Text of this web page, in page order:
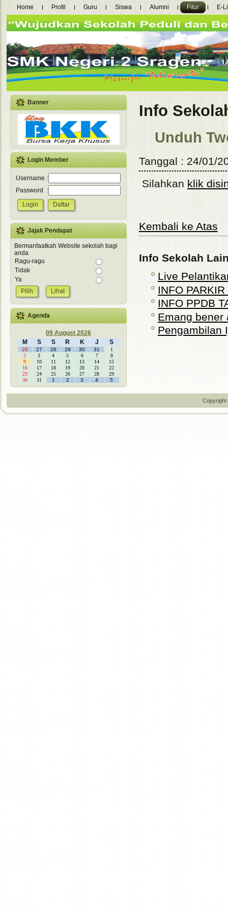
Home Profil Guru Siswa Alumni Fitur E-
Banner
Login Member
Username :
Password
:
Jajak Pendapat
Bermanfaatkah Website sekolah bagi
anda
Ragu-ragu
Tidak
Ya
Lihat
Agenda
09 August 2026
M
S S R K J S
26 27 28 29 30 31
1
2
3 4 5 6 7
8
9
10 11 12 13 14
15
16
17 18 19 20 21
22
23
24 25 26 27 28
29
30
31 1 2 3 4 5
Info
Unduh
Tanggal : 24/01/
Silahkan klik
Kembali ke Atas
Info Sekolah
Live
INFO
INFO PPDB
Emang bener
Pengambilan